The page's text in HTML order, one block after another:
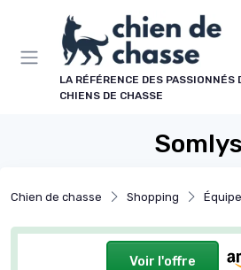
LA RÉFÉRENCE DES PASSIONNÉS
CHIENS DE CHASSE
Somlys
Chien de chasse Shopping
Voir l'offre
Panneau de gestion des cookies